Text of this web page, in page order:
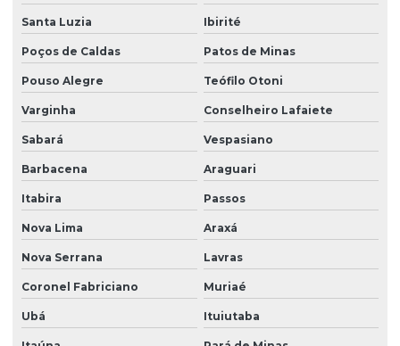
Projeto de quadra de areia e drenagem
Projeto de quadra esportiva
Projetos de quadra de areia para condomínio
Quadra de areia para condomínio
Quadra esportiva emborrachada
Recuperação de piso de quadra poliesportiva
Reforma de quadra sintética
Reforma de quadras esportivas
Reformas de quadras poliesportivas
Santa Luzia Ibirité
Poços de Caldas Patos de Minas
Pouso Alegre Teófilo Otoni
Varginha Conselheiro Lafaiete
Sabará Vespasiano
Barbacena Araguari
Itabira Passos
Nova Lima Araxá
Nova Serrana Lavras
Coronel Fabriciano Muriaé
Ubá Ituiutaba